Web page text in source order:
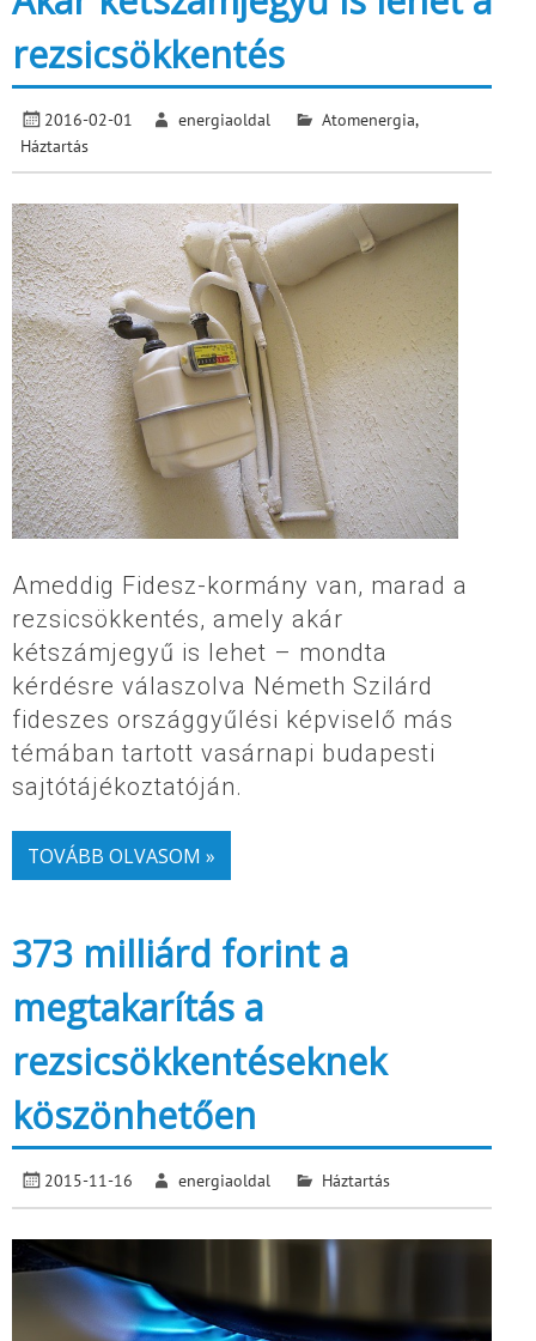
rezsicsökkentés
2016-02-01 energiaoldal Atomenergia,
Háztartás
Ameddig Fidesz-kormány van, marad a
rezsicsökkentés, amely akár
kétszámjegyű is lehet – mondta
kérdésre válaszolva Németh Szilárd
fideszes országgyűlési képviselő más
témában tartott vasárnapi budapesti
sajtótájékoztatóján.
TOVÁBB OLVASOM »
373 milliárd forint a
megtakarítás a
rezsicsökkentéseknek
köszönhetően
2015-11-16 energiaoldal Háztartás